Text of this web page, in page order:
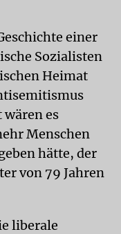
einer
Sozialisten
Heimat
es
Menschen
hätte, der
von 79 Jahren
liberale